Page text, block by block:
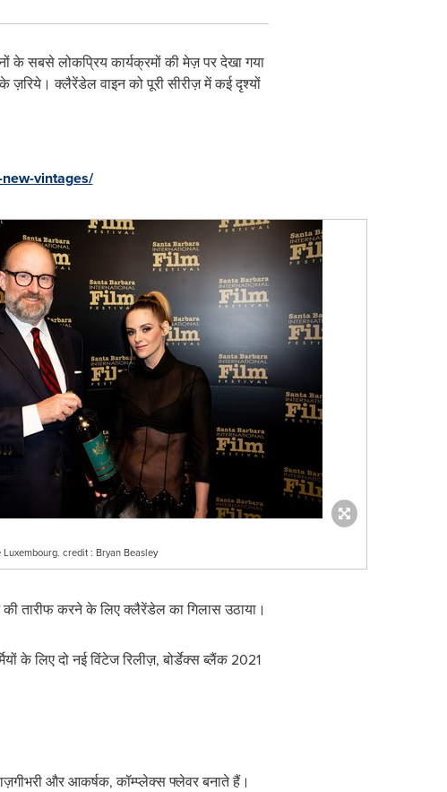
के सबसे लोकप्रिय कार्यक्रमों की मेज़ पर देखा गया
क्लैरेंडेल वाइन को पूरी सीरीज़ में कई दृश्यों
vintages/
credit : Bryan Beasley
की तारीफ करने के लिए क्लैरेंडेल का गिलास उठाया।
के लिए दो नई विंटेज रिलीज़, बोर्डेक्स ब्लैंक 2021
और आकर्षक, कॉम्प्लेक्स फ्लेवर बनाते हैं।